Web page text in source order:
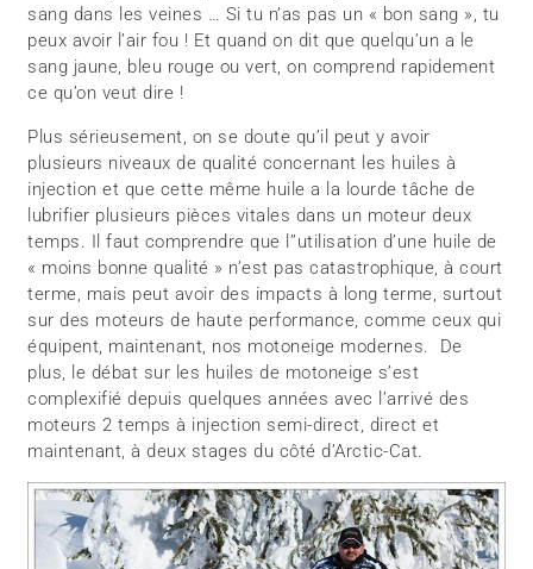
sang dans les veines … Si tu n’as pas un « bon sang », tu
peux avoir l’air fou ! Et quand on dit que quelqu’un a le
sang jaune, bleu rouge ou vert, on comprend rapidement
ce qu’on veut dire !
Plus sérieusement, on se doute qu’il peut y avoir
plusieurs niveaux de qualité concernant les huiles à
injection et que cette même huile a la lourde tâche de
lubrifier plusieurs pièces vitales dans un moteur deux
temps. Il faut comprendre que l’’utilisation d’une huile de
« moins bonne qualité » n’est pas catastrophique, à court
terme, mais peut avoir des impacts à long terme, surtout
sur des moteurs de haute performance, comme ceux qui
équipent, maintenant, nos motoneige modernes. De
plus, le débat sur les huiles de motoneige s’est
complexifié depuis quelques années avec l’arrivé des
moteurs 2 temps à injection semi-direct, direct et
maintenant, à deux stages du côté d’Arctic-Cat.